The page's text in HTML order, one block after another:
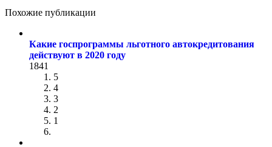
Похожие публикации
Какие госпрограммы льготного автокредитования
действуют в 2020 году
1841
5
4
3
2
1